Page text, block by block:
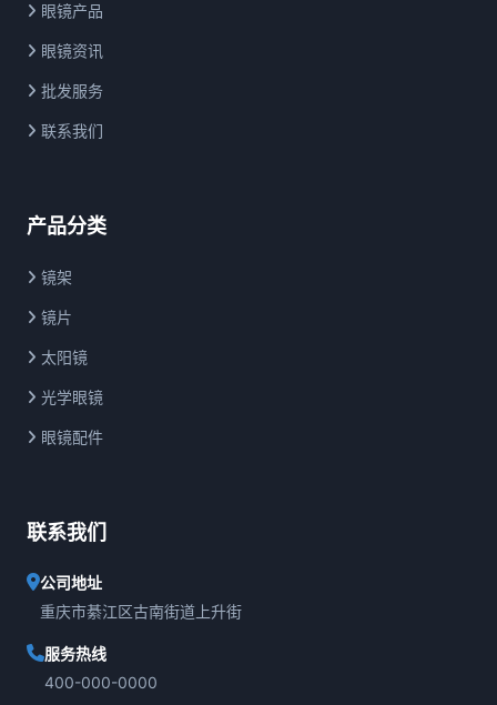
眼镜产品
眼镜资讯
批发服务
联系我们
产品分类
镜架
镜片
太阳镜
光学眼镜
眼镜配件
联系我们
公司地址
重庆市綦江区古南街道上升街
服务热线
400-000-0000